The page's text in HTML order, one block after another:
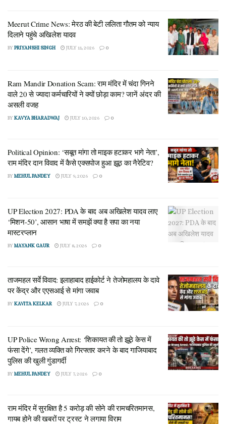
Meerut Crime News: मेरठ की बेटी ललिता गौतम को न्याय
दिलाने पहुंचे अखिलेश यादव
BYPRIYANSHI SINGH JULY 11, 2026 0
Ram Mandir Donation Scam: राम मंदिर में चंदा गिनने
वाले 20 से ज्यादा कर्मचारियों ने क्यों छोड़ा काम? जानें अंदर की
असली वजह
BYKAVYA BHARADWAJ JULY 10, 2026 0
Political Opinion: ‘सबूत मांगा तो माइक हटाकर भागे नेता’,
राम मंदिर दान विवाद में कैसे एक्सपोज हुआ झूठ का नैरेटिव?
BYMEHUL PANDEY JULY 9, 2026 0
UP Election 2027: PDA के बाद अब अखिलेश यादव लाए
‘मिशन-50’, आसान भाषा में समझें क्या है सपा का नया
मास्टरप्लान
BYMAYANK GAUR JULY 8, 2026 0
ताजमहल सर्वे विवाद: इलाहाबाद हाईकोर्ट ने तेजोमहालय के दावे
पर केंद्र और एएसआई से मांगा जवाब
BYKAVITA KELKAR JULY 7, 2026 0
UP Police Wrong Arrest: ‘शिकायत की तो झूठे केस में
फंसा देंगे’, गलत व्यक्ति को गिरफ्तार करने के बाद गाजियाबाद
पुलिस की खुली गुंडागर्दी
BYMEHUL PANDEY JULY 7, 2026 0
राम मंदिर में सुरक्षित है 5 करोड़ की सोने की रामचरितमानस,
गायब होने की खबरों पर ट्रस्ट ने लगाया विराम